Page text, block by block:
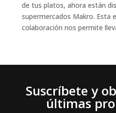
de tus platos, ahora están
supermercados Makro. Esta
colaboración nos permite
Suscríbete y
últimas